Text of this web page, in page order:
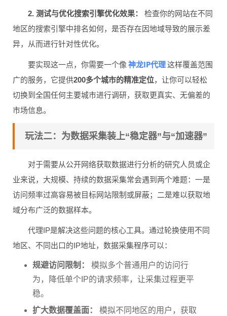
2. 测试与优化搜索引擎优化效果：
检查你的网站在不同
地区的搜索引擎中排名如何，是否存在因地域导致的展示差
异，从而进行针对性优化。
要实现这一点，你需要一个像 神龙IP代理这样覆盖范围
广的服务，它提供200多个城市的精准定位，让你可以轻松
切换到全国任何主要城市进行调研，获取更真实、无偏差的
市场信息。
玩法二：为数据采集装上“稳定器”与“加速器”
对于需要从公开网络获取数据进行分析的研究人员或企
业来说，大规模、持续的数据采集常会遇到两个难题：一是
访问频率过高容易被目标网站限制或屏蔽；二是难以获取地
域分布广泛的数据样本。
代理IP是解决这些问题的核心工具。通过轮换使用不同
地区、不同出口的IP地址，数据采集程序可以：
规避访问限制：
模拟多个普通用户的访问行
为，降低单个IP的请求频率，让采集过程更平
稳。
扩大数据覆盖面：
模拟不同地区的用户，获取